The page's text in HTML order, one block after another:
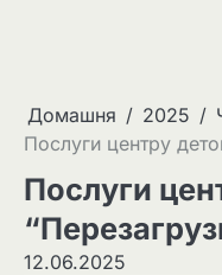
Домашня 2025
Послуги центру
Послуги
12.06.2025